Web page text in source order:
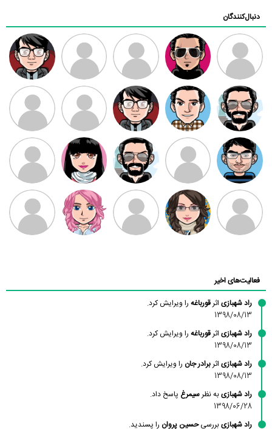
دنبال‌کنندگان
ممدرضا رضا کاظمی زهرا ~ ابتین
سید محمد
موسوی
مهدی فرهمند مهدی سلطانی داود رضیی
طرفدار میلی
بابی براون
کیوان کیانی
سامان راحمی امیردلتا امیروو ملیکا منتظری عارفه داستانپور
فعالیت‌های اخیر
راد شهبازی اثرقورباغه را ویرایش کرد.
1398/08/13
راد شهبازی اثرقورباغه را ویرایش کرد.
1398/08/13
راد شهبازی اثربرادر جان را ویرایش کرد.
1398/08/13
راد شهبازیبه نظرسیمرغ پاسخ داد.
1398/06/28
راد شهبازیبررسیحسین پروان را پسندید.